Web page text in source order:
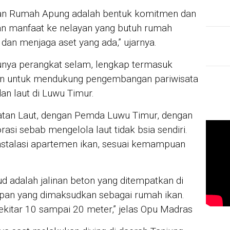
Rumah Apung adalah bentuk komitmen dan
manfaat ke nelayan yang butuh rumah
menjaga aset yang ada,” ujarnya.
perangkat selam, lengkap termasuk
untuk mendukung pengembangan pariwisata
laut di Luwu Timur.
Laut, dengan Pemda Luwu Timur, dengan
sebab mengelola laut tidak bsia sendiri.
apartemen ikan, sesuai kemampuan
adalah jalinan beton yang ditempatkan di
yang dimaksudkan sebagai rumah ikan.
10 sampai 20 meter,” jelas Opu Madras